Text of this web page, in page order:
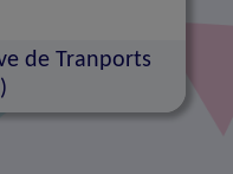
de Tranports